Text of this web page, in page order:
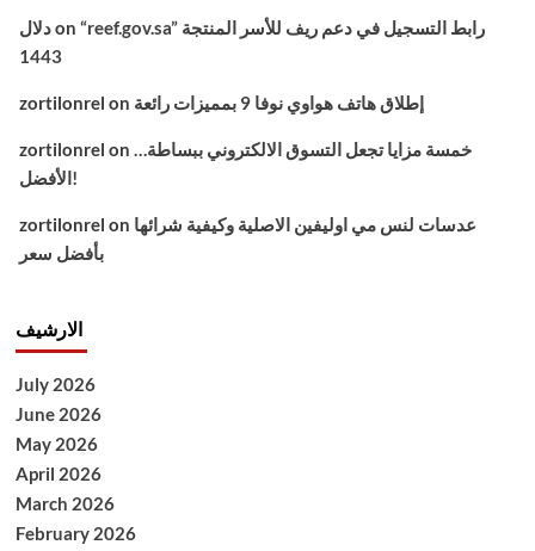
دلالon “reef.gov.sa” رابط التسجيل في دعم ريف للأسر المنتجة
1443
zortilonrel on إطلاق هاتف هواوي نوفا 9 بمميزات رائعة
zortilonrel on خمسة مزايا تجعل التسوق الالكتروني ببساطة…
الأفضل!
zortilonrel on عدسات لنس مي اوليفين الاصلية وكيفية شرائها
بأفضل سعر
الارشيف
July 2026
June 2026
May 2026
April 2026
March 2026
February 2026